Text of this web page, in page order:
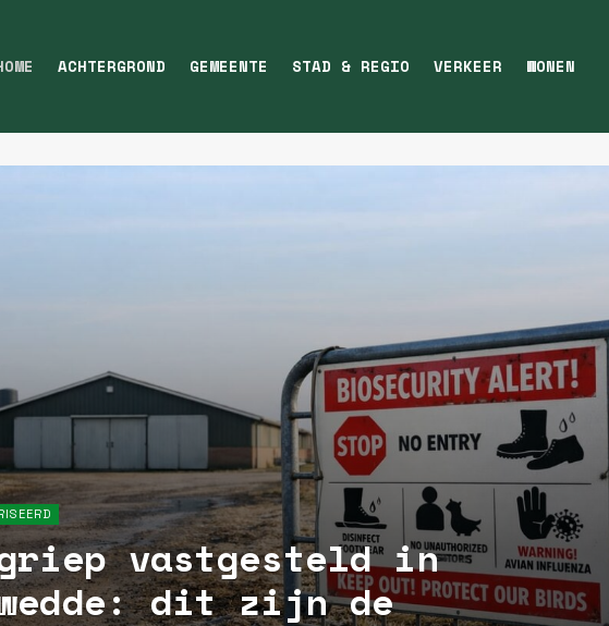
ACHTERGROND GEMEENTE STAD & REGIO VERKEER WONEN
vastgesteld in
dit zijn de